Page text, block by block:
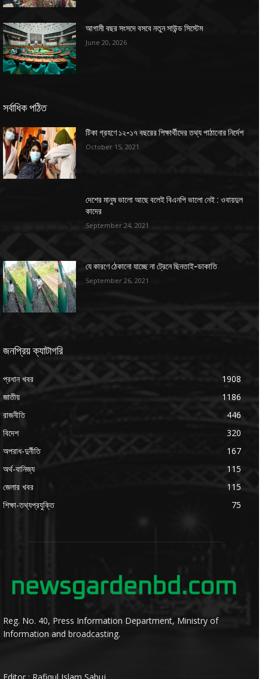
আগামী বছর সংসদে বসবে নতুন সাউন্ড সিস্টেম
June 20, 2026
সর্বাধিক পঠিত
টিকা গ্রহণে ১২-১৭ বছরের শিক্ষার্থীদের তথ্য পাঠানোর নির্দেশ
October 15, 2021
দেশের মানুষ ভালো আছে বলেই বিএনপি ভালো নেই : ওবায়দুল
কাদের
September 24, 2021
যে কারণে ঠেকানো যাচ্ছে না ট্রেনে ছিনতাই-ডাকাতি
September 26, 2021
জনপ্রিয় ক্যাটাগরি
প্রধান খবর
1908
জাতীয়
1186
রাজনীতি
446
বিদেশ
320
অপরাধ-দুর্নীতি
167
অর্থ-বানিজ্য
115
জেলার খবর
115
শিক্ষা-তথ্যপ্রযুক্তি
75
Reg. No. 40, Press Information Department, Ministry of
Information and broadcasting.